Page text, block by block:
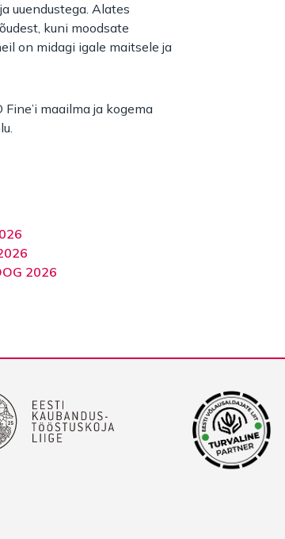
uuendustega. Alates
kuni moodsate
on midagi igale maitsele ja
maailma ja kogema
2026